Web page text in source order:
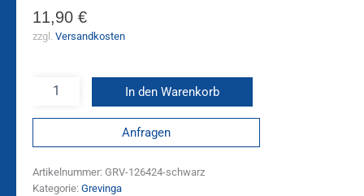
11,90 €
zzgl. Versandkosten
In den Warenkorb
Anfragen
Artikelnummer: GRV-126424-schwarz
Kategorie: Grevinga